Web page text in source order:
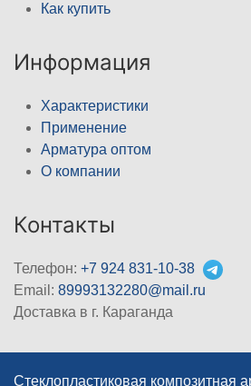
Как купить
Информация
Характеристики
Применение
Арматура оптом
О компании
Контакты
Телефон: +7 924 831-10-38
Email: 89993132280@mail.ru
Доставка в г. Караганда
Стеклопластиковая композитная